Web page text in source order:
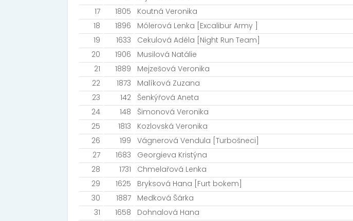
17
1805 Koutná Veronika
18
1896 Mólerová Lenka [Excalibur Army ]
19
1633 Cekulová Adéla [Night Run Team]
20
1906 Musilová Natálie
21
1889 Mejzešová Veronika
22
1873 Malíková Zuzana
23
142 Šenkýřová Aneta
24
148 Šimonová Veronika
25
1813 Kozlovská Veronika
26
199 Vágnerová Vendula [Turbošneci]
27
1683 Georgieva Kristýna
28
1731 Chmelařová Lenka
29
1625 Bryksová Hana [Furt bokem]
30
1887 Medková Šárka
31
1658 Dohnalová Hana